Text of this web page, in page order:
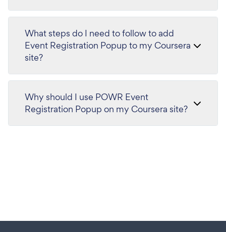
What steps do I need to follow to add
Event Registration Popup to my Coursera
site?
Why should I use POWR Event
Registration Popup on my Coursera site?